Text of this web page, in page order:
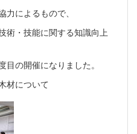
によるもので、
術・技能に関する知識向上
の開催になりました。
材について